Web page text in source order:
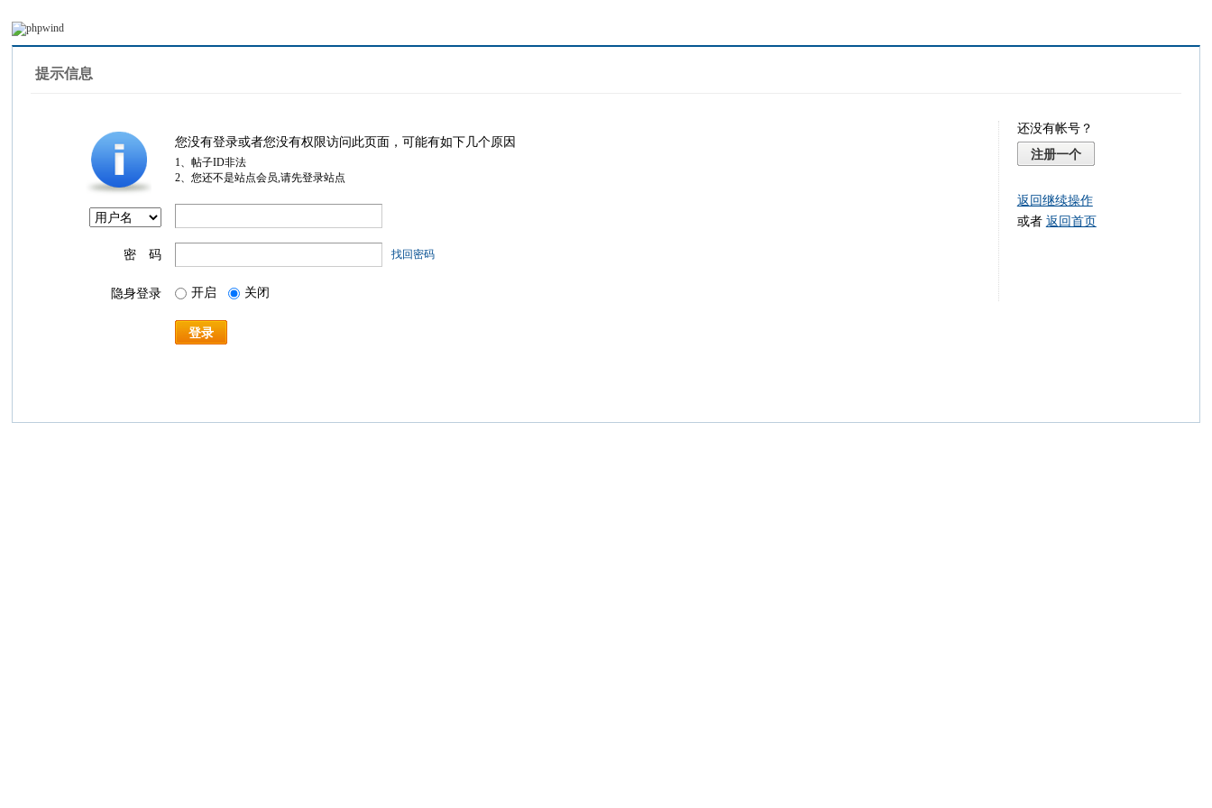
提示信息
您没有登录或者您没有权限访问此页面，可能有如下几个原因
1、帖子ID非法
2、您还不是站点会员,请先登录站点
密 码 找回密码
隐身登录 开启 关闭
登录
还没有帐号？
注册一个
返回继续操作
或者 返回首页